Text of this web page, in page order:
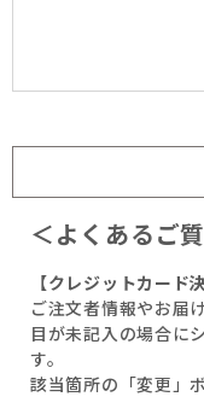
＜よくあるご
【クレジットカード
ご注文者情報やお届
目が未記入の場合に
す。
該当箇所の「変更」